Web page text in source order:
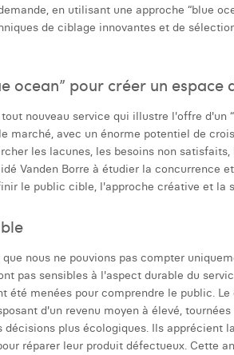
en utilisant une approche “blue
de ciblage innovantes et de
ocean” pour créer un
nouveau service qui illustre l'offre d'un
marché, avec un énorme potentiel de
les lacunes, les besoins non
Vanden Borre à étudier la concurrence
le public cible, l'approche créative et la
que nous ne pouvions pas compter
pas sensibles à l'aspect durable du
été menées pour comprendre le public.
d'un revenu moyen à élevé,
décisions plus écologiques. Ils
réparer leur produit défectueux. Cette